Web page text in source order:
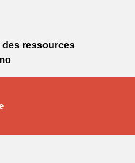
des ressources